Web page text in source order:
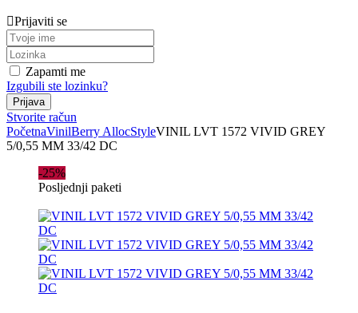
Prijaviti se
Zapamti me
Izgubili ste lozinku?
Stvorite račun
PočetnaVinilBerry AllocStyleVINIL LVT 1572 VIVID GREY
5/0,55 MM 33/42 DC
-25%
Posljednji paketi